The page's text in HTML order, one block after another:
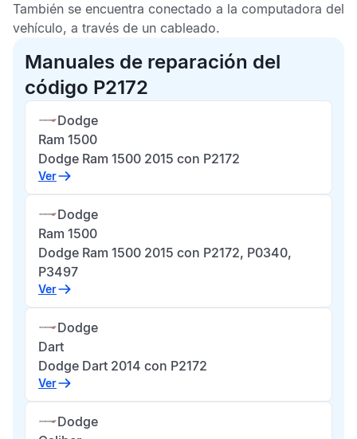
También se encuentra conectado a la computadora del
vehículo, a través de un cableado.
Manuales de reparación del
código P2172
Dodge
Ram 1500
Dodge Ram 1500 2015 con P2172
Ver
Dodge
Ram 1500
Dodge Ram 1500 2015 con P2172, P0340,
P3497
Ver
Dodge
Dart
Dodge Dart 2014 con P2172
Ver
Dodge